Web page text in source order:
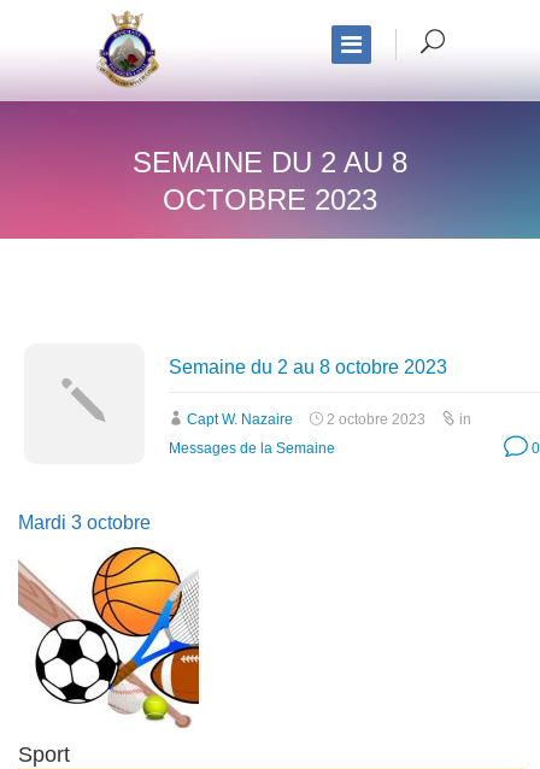
SEMAINE DU 2 AU 8
OCTOBRE 2023
Semaine du 2 au 8 octobre 2023
Capt W. Nazaire 2 octobre 2023
in
Messages de la Semaine
0
Mardi 3 octobre
Sport